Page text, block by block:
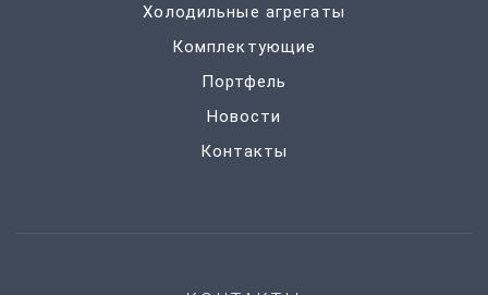
Холодильные агрегаты
Комплектующие
Портфель
Новости
Контакты